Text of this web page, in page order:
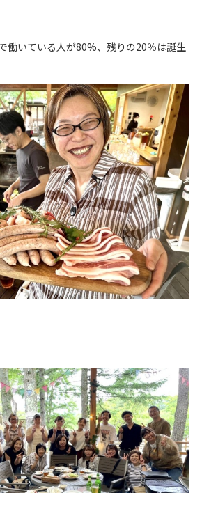
働いている人が80%、残りの20％は誕生